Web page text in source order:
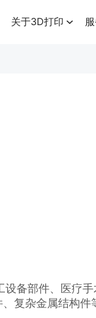
关于3D打印
设备部件、医疗
复杂金属结构件